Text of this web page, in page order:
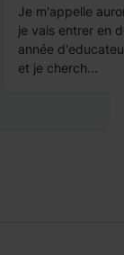
Je m'appelle
je vais entrer en
année
et je cherch...